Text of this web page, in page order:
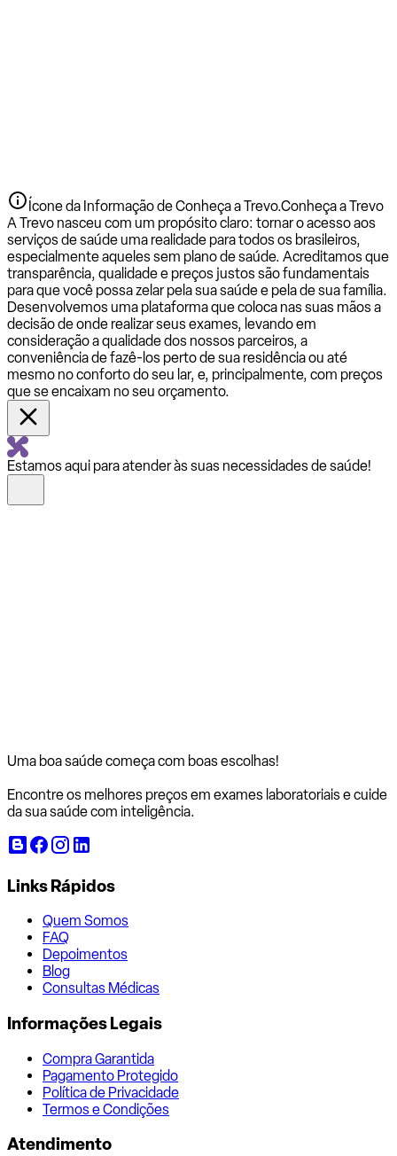
Ícone da Informação de Conheça a Trevo.Conheça a Trevo
A Trevo nasceu com um propósito claro: tornar o acesso aos
serviços de saúde uma realidade para todos os brasileiros,
especialmente aqueles sem plano de saúde. Acreditamos que
transparência, qualidade e preços justos são fundamentais
para que você possa zelar pela sua saúde e pela de sua família.
Desenvolvemos uma plataforma que coloca nas suas mãos a
decisão de onde realizar seus exames, levando em
consideração a qualidade dos nossos parceiros, a
conveniência de fazê-los perto de sua residência ou até
mesmo no conforto do seu lar, e, principalmente, com preços
que se encaixam no seu orçamento.
Estamos aqui para atender às suas necessidades de saúde!
Uma boa saúde começa com boas escolhas!
Encontre os melhores preços em exames laboratoriais e cuide
da sua saúde com inteligência.
Links Rápidos
Quem Somos
FAQ
Depoimentos
Blog
Consultas Médicas
Informações Legais
Compra Garantida
Pagamento Protegido
Política de Privacidade
Termos e Condições
Atendimento